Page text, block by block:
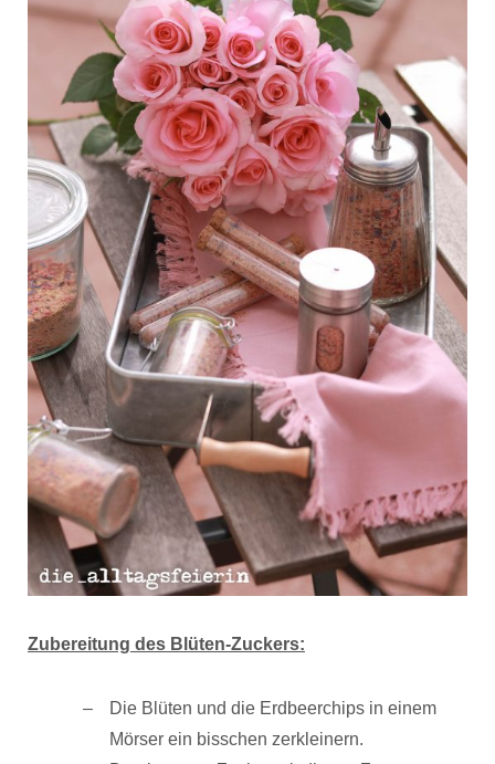
Zubereitung des Blüten-Zuckers:
Die Blüten und die Erdbeerchips in einem
Mörser ein bisschen zerkleinern.